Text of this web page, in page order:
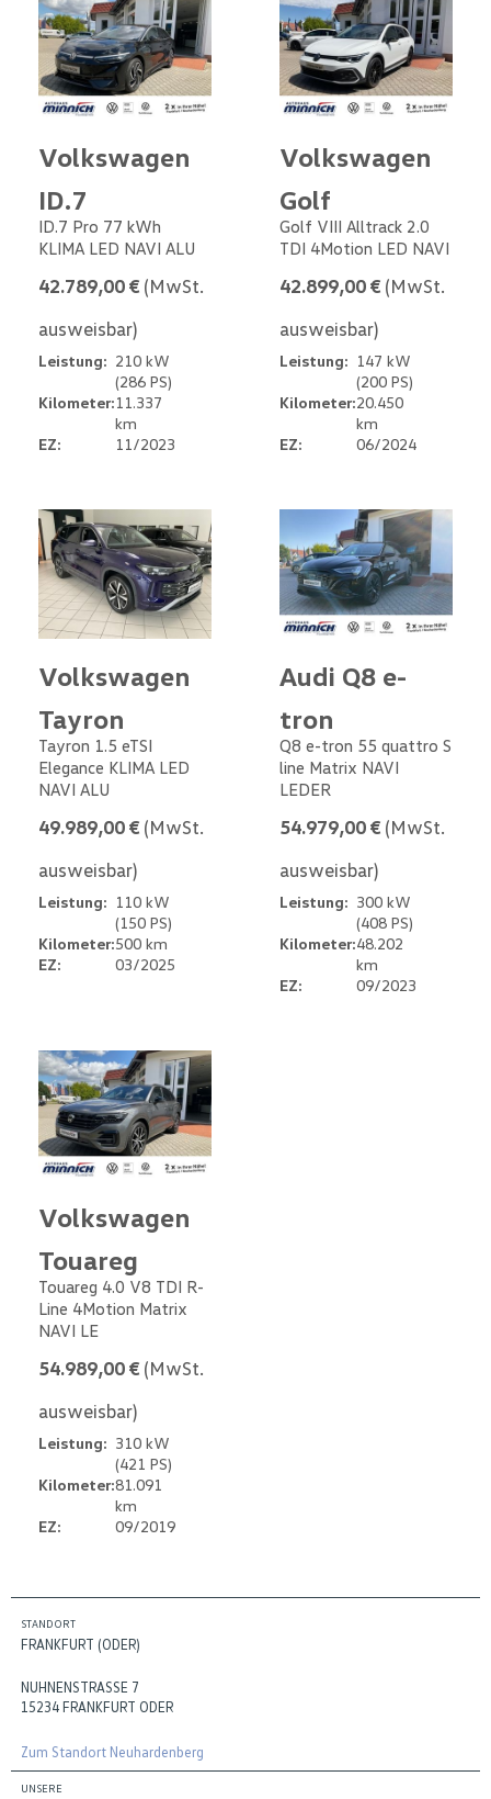
Volkswagen
ID.7
ID.7 Pro 77 kWh
KLIMA LED NAVI ALU
42.789,00 € (MwSt.
ausweisbar)
Leistung: 210 kW
(286 PS)
Kilometer:11.337
km
EZ:
11/2023
Volkswagen
Golf
Golf VIII Alltrack 2.0
TDI 4Motion LED NAVI
42.899,00 € (MwSt.
ausweisbar)
Leistung: 147 kW
(200 PS)
Kilometer:20.450
km
EZ:
06/2024
Volkswagen
Tayron
Tayron 1.5 eTSI
Elegance KLIMA LED
NAVI ALU
49.989,00 € (MwSt.
ausweisbar)
Leistung: 110 kW
(150 PS)
Kilometer:500 km
EZ:
03/2025
Audi Q8 e-
tron
Q8 e-tron 55 quattro S
line Matrix NAVI
LEDER
54.979,00 € (MwSt.
ausweisbar)
Leistung: 300 kW
(408 PS)
Kilometer:48.202
km
EZ:
09/2023
Volkswagen
Touareg
Touareg 4.0 V8 TDI R-
Line 4Motion Matrix
NAVI LE
54.989,00 € (MwSt.
ausweisbar)
Leistung: 310 kW
(421 PS)
Kilometer:81.091
km
EZ:
09/2019
STANDORT
FRANKFURT (ODER)
NUHNENSTRASSE 7
15234 FRANKFURT ODER
Zum Standort Neuhardenberg
UNSERE